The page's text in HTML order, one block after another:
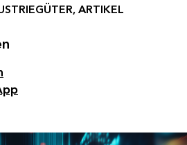
ARTIKEL